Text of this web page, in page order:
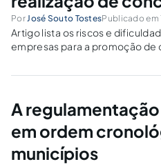
PorJosé Souto TostesPublicado em
Artigo lista os riscos e
empresas para a promoção de
A
em ordem
municípios